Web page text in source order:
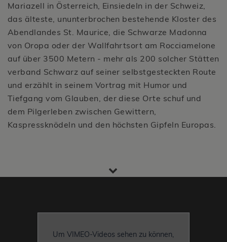
Mariazell in Österreich, Einsiedeln in der Schweiz,
das älteste, ununterbrochen bestehende Kloster des
Abendlandes St. Maurice, die Schwarze Madonna
von Oropa oder der Wallfahrtsort am Rocciamelone
auf über 3500 Metern - mehr als 200 solcher Stätten
verband Schwarz auf seiner selbstgesteckten Route
und erzählt in seinem Vortrag mit Humor und
Tiefgang vom Glauben, der diese Orte schuf und
dem Pilgerleben zwischen Gewittern,
Kaspressknödeln und den höchsten Gipfeln Europas.
Um VIMEO-Videos sehen zu können,